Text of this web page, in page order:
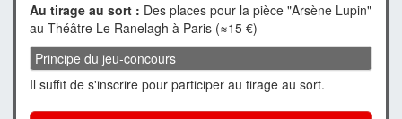
Au tirage au sort : Des places pour la pièce "Arsène Lupin"
au Théâtre Le Ranelagh à Paris (≈15 €)
Principe du jeu-concours
Il suffit de s'inscrire pour participer au tirage au sort.